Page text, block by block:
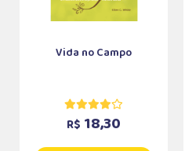
Vida no Campo
R$ 18,30